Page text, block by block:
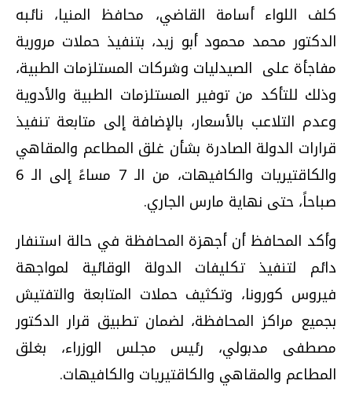
كلف اللواء أسامة القاضي، محافظ المنيا، نائبه
الدكتور محمد محمود أبو زيد، بتنفيذ حملات مرورية
مفاجأة على الصيدليات وشركات المستلزمات الطبية،
وذلك للتأكد من توفير المستلزمات الطبية والأدوية
وعدم التلاعب بالأسعار، بالإضافة إلى متابعة تنفيذ
قرارات الدولة الصادرة بشأن غلق المطاعم والمقاهي
والكاقتيريات والكافيهات، من الـ 7 مساءً إلى الـ 6
صباحاً، حتى نهاية مارس الجاري.
وأكد المحافظ أن أجهزة المحافظة في حالة استنفار
دائم لتنفيذ تكليفات الدولة الوقائية لمواجهة
فيروس كورونا، وتكثيف حملات المتابعة والتفتيش
بجميع مراكز المحافظة، لضمان تطبيق قرار الدكتور
مصطفى مدبولي، رئيس مجلس الوزراء، بغلق
المطاعم والمقاهي والكاقتيريات والكافيهات.